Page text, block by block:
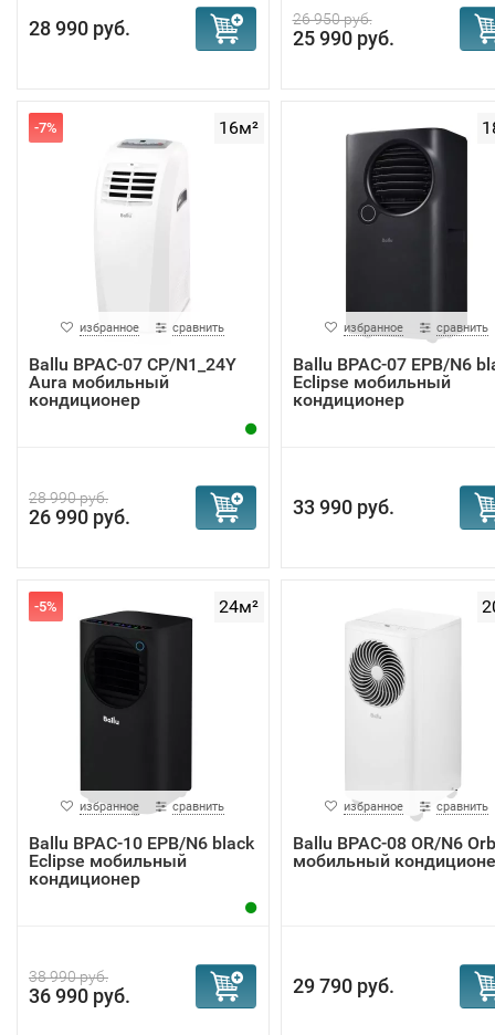
28 990 руб. 26 950 руб.
25 990 руб.
16м²
-7%
избранное сравнить
Ballu BPAC-07 CP/N1_24Y
Aura мобильный
кондиционер
28 990 руб.
26 990 руб.
избранное сравнить
Ballu BPAC-07 EPB/N6
Eclipse мобильный
кондиционер
33 990 руб.
24м²
-5%
избранное сравнить
Ballu BPAC-10 EPB/N6 black
Eclipse мобильный
кондиционер
38 990 руб.
36 990 руб.
избранное сравнить
Ballu BPAC-08 OR/N6
мобильный
29 790 руб.